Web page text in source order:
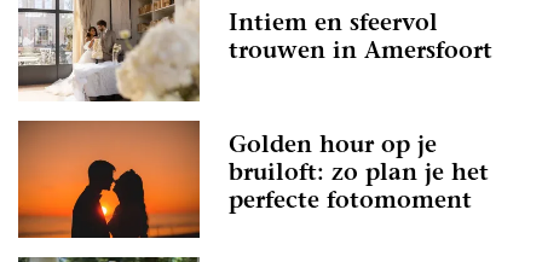
Intiem en sfeervol
trouwen in Amersfoort
Golden hour op je
bruiloft: zo plan je het
perfecte fotomoment